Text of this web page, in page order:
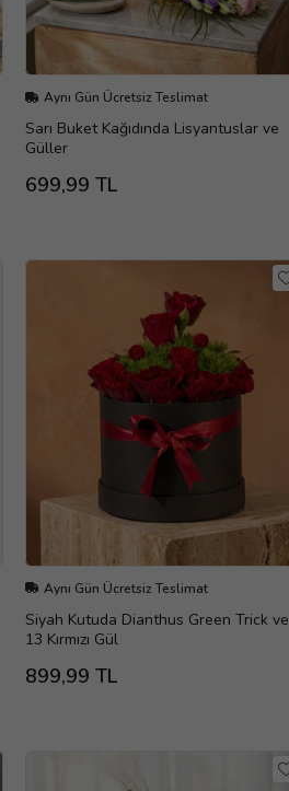
Aynı Gün Ücretsiz Teslimat
Sarı Buket Kağıdında Lisyantuslar ve
Güller
699,99 TL
Aynı Gün Ücretsiz Teslimat
Siyah Kutuda Dianthus Green Trick ve
13 Kırmızı Gül
899,99 TL